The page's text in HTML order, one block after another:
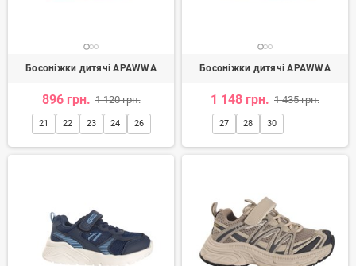
Босоніжки дитячі APAWWA
896 грн. 1 120 грн.
21 22 23 24 26
Босоніжки дитячі APAWWA
1 148 грн. 1 435 грн.
27 28 30